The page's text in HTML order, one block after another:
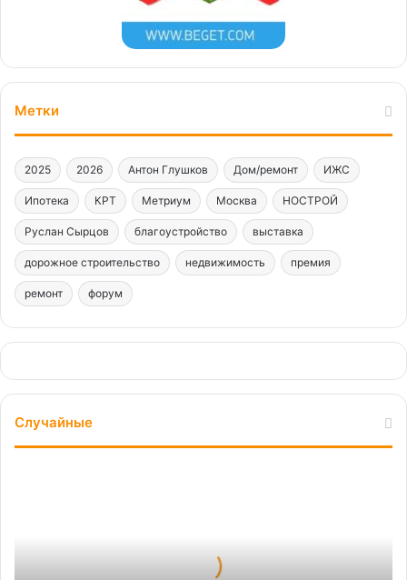
Метки
2025 2026 Антон Глушков Дом/ремонт ИЖС
Ипотека КРТ Метриум Москва НОСТРОЙ
Руслан Сырцов благоустройство выставка
дорожное строительство недвижимость премия
ремонт форум
Случайные